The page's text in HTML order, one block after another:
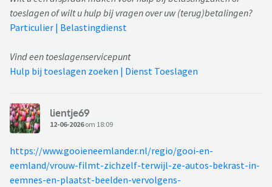
toeslagen of wilt u hulp bij vragen over uw (terug)betalingen?
Particulier | Belastingdienst
Vind een toeslagenservicepunt
Hulp bij toeslagen zoeken | Dienst Toeslagen
lientje69
12-06-2026om 18:09
https://www.gooieneemlander.nl/regio/gooi-en-
eemland/vrouw-filmt-zichzelf-terwijl-ze-autos-bekrast-in-
eemnes-en-plaatst-beelden-vervolgens-